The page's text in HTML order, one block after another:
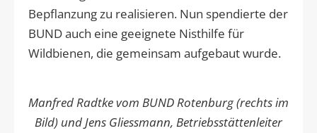
Bepflanzung zu realisieren. Nun spendierte der
BUND auch eine geeignete Nisthilfe für
Wildbienen, die gemeinsam aufgebaut wurde.
Manfred Radtke vom BUND Rotenburg (rechts im
Bild) und Jens Gliessmann, Betriebsstättenleiter